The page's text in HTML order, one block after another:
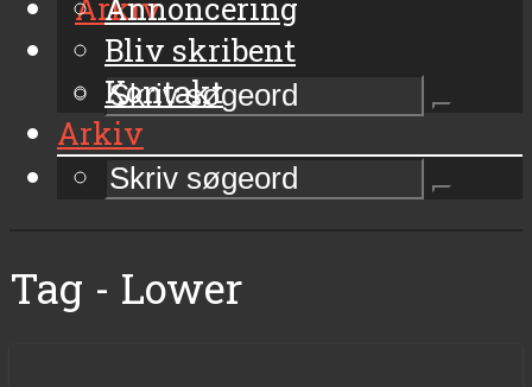
Bliv skribent
Kontakt
Arkiv
Tag - Lower